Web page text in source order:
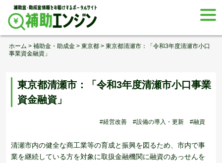
Skip
content
ホーム > 補助金・助成金 > 東京都 > 東京都清瀬市：「令和3年度清瀬市小口
事業資金融資」
東京都清瀬市：「令和3年度清瀬市小口事業
資金融資」
#経営改善 #設備の導入・更新 #融資
清瀬市内の健全な商工業等の育成と振興を図るため、市内で事
業を継続している方を対象に取扱金融機関に融資のあっせんを